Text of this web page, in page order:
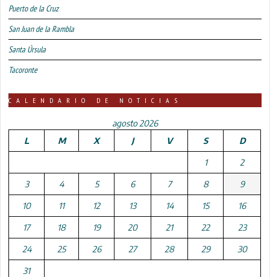
Puerto de la Cruz
San Juan de la Rambla
Santa Úrsula
Tacoronte
CALENDARIO DE NOTICIAS
agosto 2026
L
M X J V S D
1 2
3 4 5 6 7 8 9
10 11 12 13 14 15 16
17 18 19 20 21 22 23
24 25 26 27 28 29 30
31